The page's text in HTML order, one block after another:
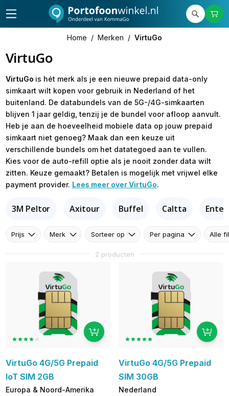
Home / Merken / VirtuGo
VirtuGo
VirtuGo is hét merk als je een nieuwe prepaid data-only
simkaart wilt kopen voor gebruik in Nederland of het
buitenland. De databundels van de 5G-/4G-simkaarten
blijven 1 jaar geldig, tenzij je de bundel voor afloop aanvult.
Heb je aan de hoeveelheid mobiele data op jouw prepaid
simkaart niet genoeg? Maak dan een keuze uit
verschillende bundels om het datategoed aan te vullen.
Kies voor de auto-refill optie als je nooit zonder data wilt
zitten. Keuze gemaakt? Betalen is mogelijk met vrijwel elke
payment provider. Lees meer over VirtuGo.
3M Peltor Axitour Buffel Caltta Entel
Prijs Merk Sorteer op Per pagina Alle
2 producten
VirtuGo 4G/5G Prepaid
IoT SIM 2GB
Europa & Noord-Amerika
VirtuGo 4G/5G Prepaid
SIM 30GB
Nederland